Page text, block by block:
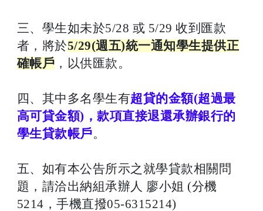
三、學生如未於5/28 或 5/29 收到匯款
者，將於5/29(週五)統一通知學生提供正
確帳戶 ，以供匯款。
四、其中多名學生有超貸的金額(超過最
高可貸金額)，款項直接退還承辦銀行的
學生貸款帳戶。
五、如有本公告所示之就學貸款相關問
題，請洽出納組承辦人 廖小姐 (分機
5214，手機直撥05-6315214)